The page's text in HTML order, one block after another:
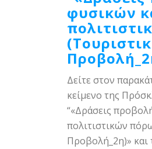
φυσικών
Δείτε στον
κείμενο της
“«Δράσεις
πολιτιστικών
Προβολή_2η)» και